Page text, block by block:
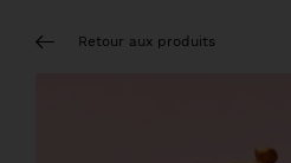
Retour aux produits